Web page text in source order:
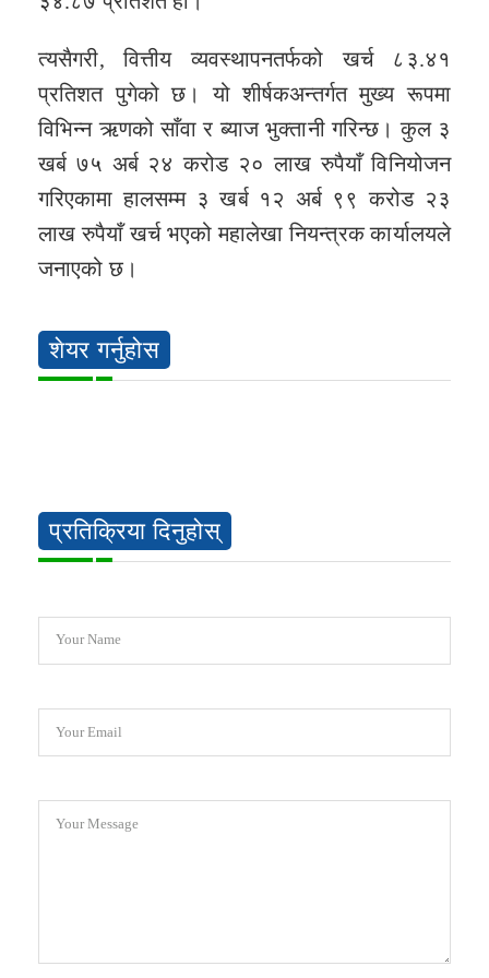
त्यसैगरी, वित्तीय व्यवस्थापनतर्फको खर्च ८३.४१
प्रतिशत पुगेको छ। यो शीर्षकअन्तर्गत मुख्य रूपमा
विभिन्न ऋणको साँवा र ब्याज भुक्तानी गरिन्छ। कुल ३
खर्ब ७५ अर्ब २४ करोड २० लाख रुपैयाँ विनियोजन
गरिएकामा हालसम्म ३ खर्ब १२ अर्ब ९९ करोड २३
लाख रुपैयाँ खर्च भएको महालेखा नियन्त्रक कार्यालयले
जनाएको छ।
शेयर गर्नुहोस
प्रतिक्रिया दिनुहोस्
Your Name
Your Email
Your Message